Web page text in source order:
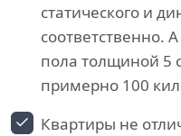
статического и
соответственно.
пола толщиной 5
примерно 100
Квартиры не